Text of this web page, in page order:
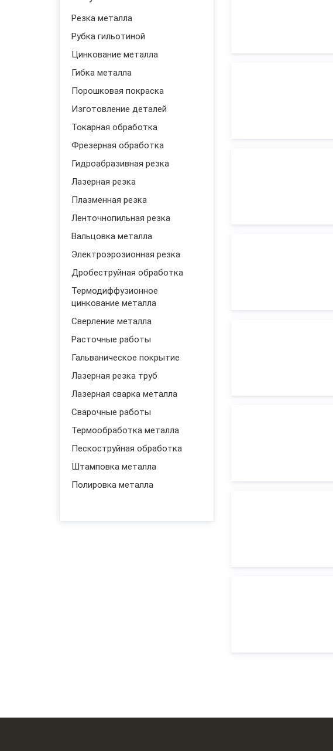
Резка металла
Рубка гильотиной
Цинкование металла
Гибка металла
Порошковая покраска
Изготовление деталей
Токарная обработка
Фрезерная обработка
Гидроабразивная резка
Лазерная резка
Плазменная резка
Ленточнопильная резка
Вальцовка металла
Электроэрозионная резка
Дробеструйная обработка
Термодиффузионное
цинкование металла
Сверление металла
Расточные работы
Гальваническое покрытие
Лазерная резка труб
Лазерная сварка металла
Сварочные работы
Термообработка металла
Пескоструйная обработка
Штамповка металла
Полировка металла